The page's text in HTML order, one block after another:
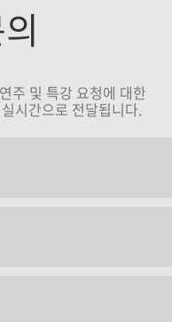
주 및 특강 요청에 대한
시간으로 전달됩니다.